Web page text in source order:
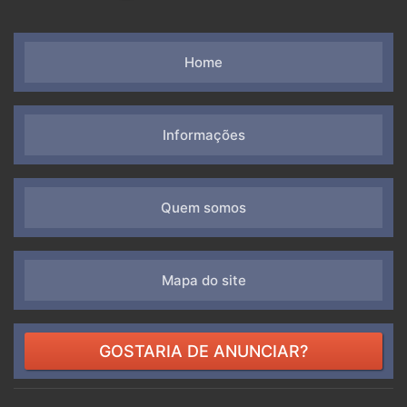
Home
Informações
Quem somos
Mapa do site
GOSTARIA DE ANUNCIAR?